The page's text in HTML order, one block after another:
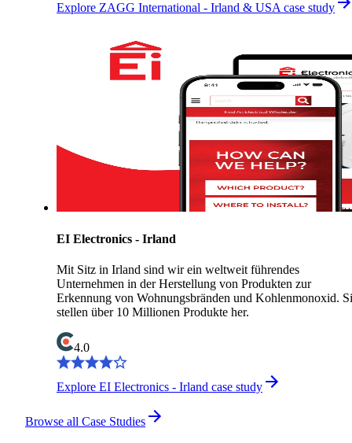
Explore ZAGG International - Irland & USA case study
EI Electronics - Irland
Mit Sitz in Irland sind wir ein weltweit führendes
Unternehmen in der Herstellung von Produkten zur
Erkennung von Wohnungsbränden und Kohlenmonoxid.
stellen über 10 Millionen Produkte her.
4.0
Explore EI Electronics - Irland case study
Browse all Case Studies